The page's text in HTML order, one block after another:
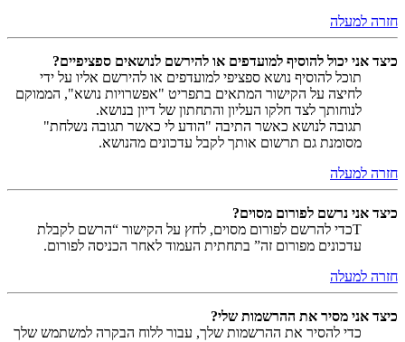
חזרה למעלה
כיצד אני יכול להוסיף למועדפים או להירשם לנושאים ספציפיים?
תוכל להוסיף נושא ספציפי למועדפים או להירשם אליו על ידי
לחיצה על הקישור המתאים בתפריט "אפשרויות נושא", הממוקם
לנוחותך לצד חלקו העליון והתחתון של דיון בנושא.
תגובה לנושא כאשר התיבה "הודע לי כאשר תגובה נשלחת"
מסומנת גם תרשום אותך לקבל עדכונים מהנושא.
חזרה למעלה
כיצד אני נרשם לפורום מסוים?
Tכדי להרשם לפורום מסוים, לחץ על הקישור “הרשם לקבלת
עדכונים מפורום זה” בתחתית העמוד לאחר הכניסה לפורום.
חזרה למעלה
כיצד אני מסיר את ההרשמות שלי?
כדי להסיר את ההרשמות שלך, עבור ללוח הבקרה למשתמש שלך